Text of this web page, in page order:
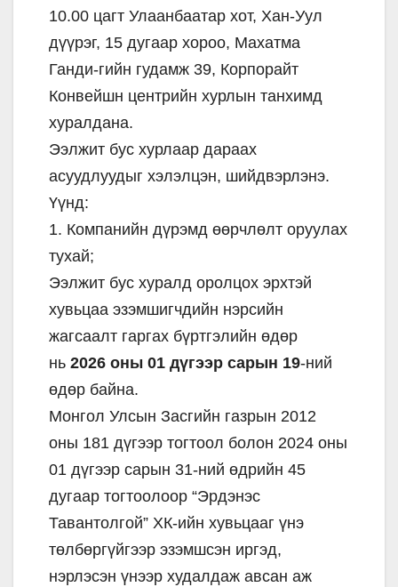
10.00 цагт Улаанбаатар хот, Хан-Уул
дүүрэг, 15 дугаар хороо, Махатма
Ганди-гийн гудамж 39, Корпорайт
Конвейшн центрийн хурлын танхимд
хуралдана.
Ээлжит бус хурлаар дараах
асуудлуудыг хэлэлцэн, шийдвэрлэнэ.
Үүнд:
1. Компанийн дүрэмд өөрчлөлт оруулах
тухай;
Ээлжит бус хуралд оролцох эрхтэй
хувьцаа эзэмшигчдийн нэрсийн
жагсаалт гаргах бүртгэлийн өдөр
нь 2026 оны 01 дүгээр сарын 19-ний
өдөр байна.
Монгол Улсын Засгийн газрын 2012
оны 181 дүгээр тогтоол болон 2024 оны
01 дүгээр сарын 31-ний өдрийн 45
дугаар тогтоолоор “Эрдэнэс
Тавантолгой” ХК-ийн хувьцааг үнэ
төлбөргүйгээр эзэмшсэн иргэд,
нэрлэсэн үнээр худалдаж авсан аж